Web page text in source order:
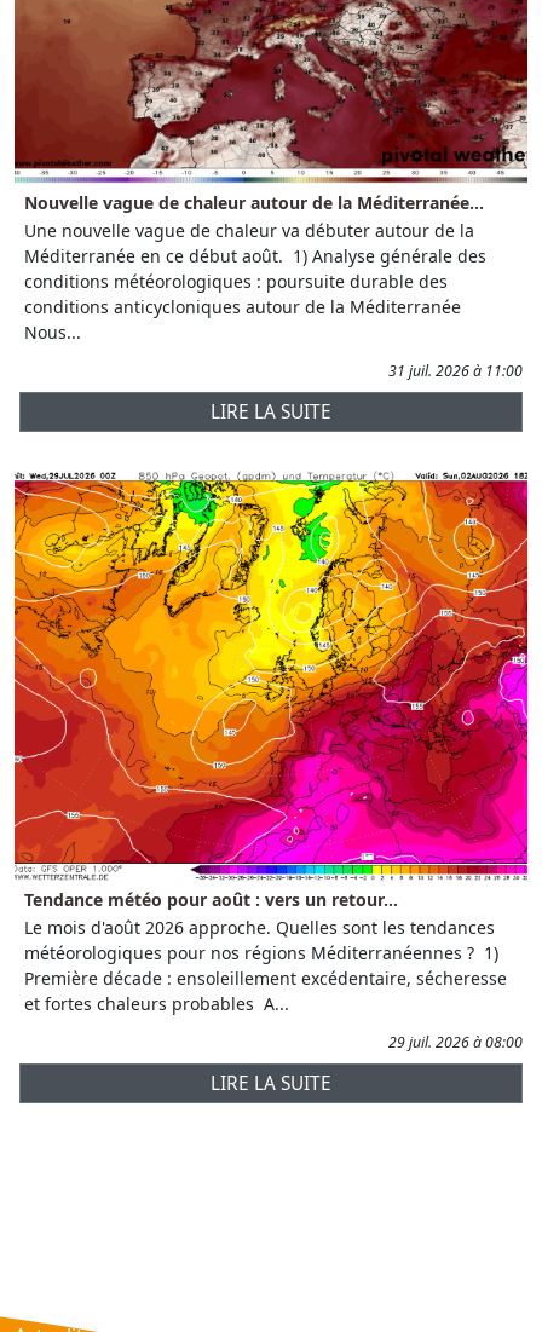
Nouvelle vague de chaleur autour de la Méditerranée...
Une nouvelle vague de chaleur va débuter autour de la
Méditerranée en ce début août. 1) Analyse générale des
conditions météorologiques : poursuite durable des
conditions anticycloniques autour de la Méditerranée
Nous...
31 juil. 2026 à 11:00
LIRE LA SUITE
Tendance météo pour août : vers un retour...
Le mois d'août 2026 approche. Quelles sont les tendances
météorologiques pour nos régions Méditerranéennes ? 1)
Première décade : ensoleillement excédentaire, sécheresse
et fortes chaleurs probables A...
29 juil. 2026 à 08:00
LIRE LA SUITE